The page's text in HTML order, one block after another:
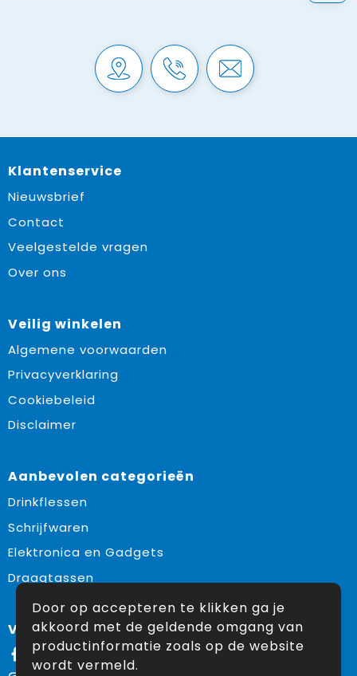
Klantenservice
Nieuwsbrief
Contact
Veelgestelde vragen
Over ons
Veilig winkelen
Algemene voorwaarden
Privacyverklaring
Cookiebeleid
Disclaimer
Aanbevolen categorieën
Drinkflessen
Schrijfwaren
Elektronica en Gadgets
Draagtassen
Volg ons op:
Facebook
Door op accepteren te klikken ga je
akkoord met de geldende omgang van
productinformatie zoals op de website
wordt vermeld.